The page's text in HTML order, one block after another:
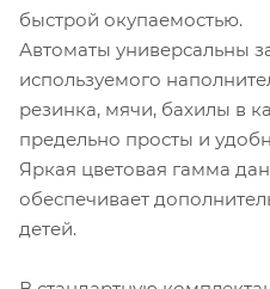
быстрой окупаемостью.
Автоматы универсальны
используемого
резинка, мячи, бахилы в
предельно просты и
Яркая цветовая гамма
обеспечивает
детей.